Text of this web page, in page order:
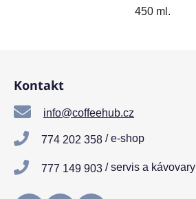
450 ml.
Kontakt
info@coffeehub.cz
774 202 358 / e-shop
777 149 903 / servis a kávovary